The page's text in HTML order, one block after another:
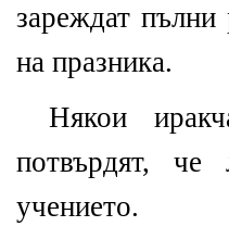
зареждат
на празника.
Някои
потвърдят, че
учението.